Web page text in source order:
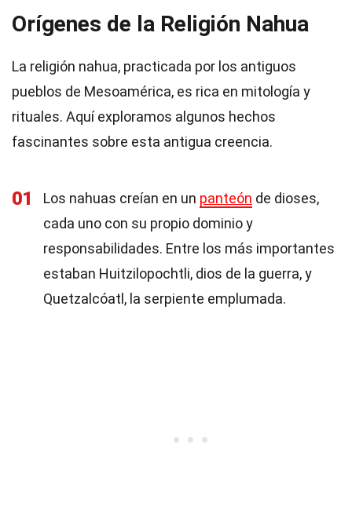
Orígenes de la Religión Nahua
La religión nahua, practicada por los antiguos
pueblos de Mesoamérica, es rica en mitología y
rituales. Aquí exploramos algunos hechos
fascinantes sobre esta antigua creencia.
01 Los nahuas creían en un panteón de dioses,
cada uno con su propio dominio y
responsabilidades. Entre los más importantes
estaban Huitzilopochtli, dios de la guerra, y
Quetzalcóatl, la serpiente emplumada.